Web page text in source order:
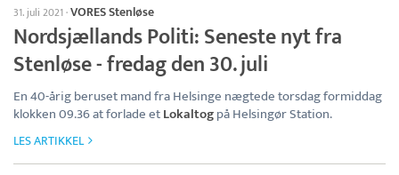
31. juli 2021·VORES Stenløse
Nordsjællands Politi: Seneste nyt fra
Stenløse - fredag den 30. juli
En 40-årig beruset mand fra Helsinge nægtede torsdag formiddag
klokken 09.36 at forlade etLokaltogpå Helsingør Station.
LES ARTIKKEL